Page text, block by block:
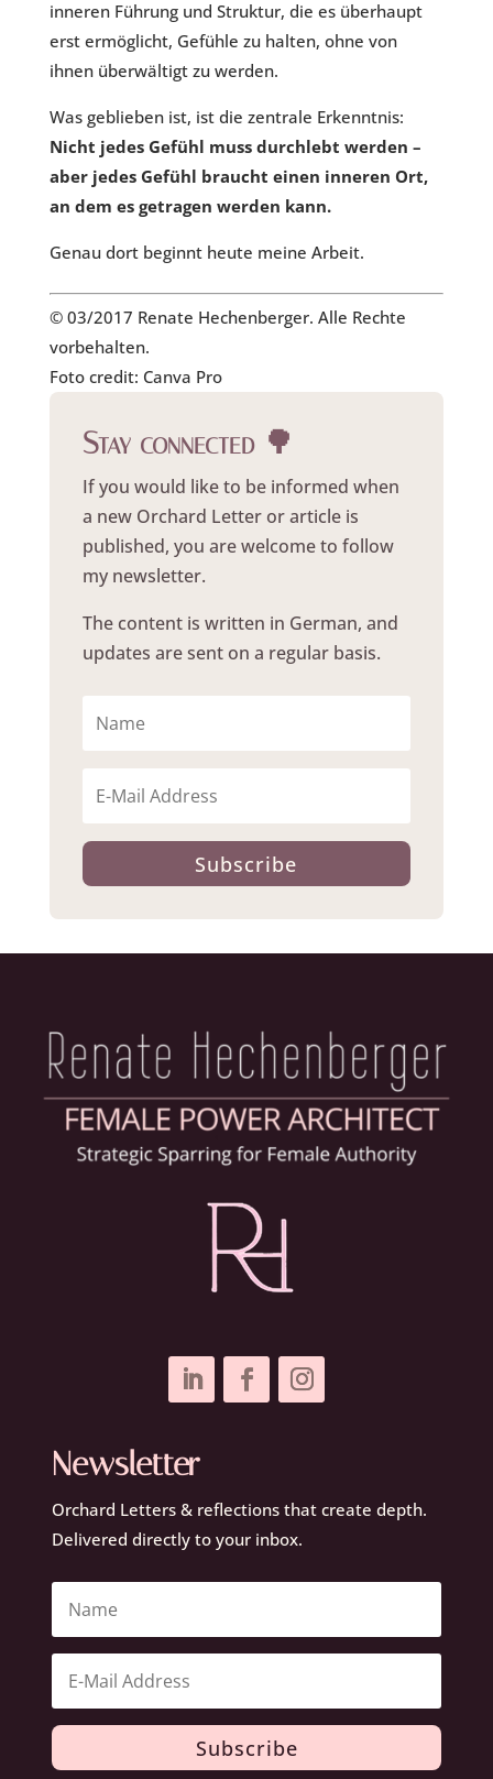
inneren Führung und Struktur, die es überhaupt
erst ermöglicht, Gefühle zu halten, ohne von
ihnen überwältigt zu werden.
Was geblieben ist, ist die zentrale Erkenntnis:
Nicht jedes Gefühl muss durchlebt werden –
aber jedes Gefühl braucht einen inneren Ort,
an dem es getragen werden kann.
Genau dort beginnt heute meine Arbeit.
© 03/2017 Renate Hechenberger. Alle Rechte
vorbehalten.
Foto credit: Canva Pro
Stay connected 🌳
If you would like to be informed when
a new Orchard Letter or article is
published, you are welcome to follow
my newsletter.
The content is written in German, and
updates are sent on a regular basis.
Subscribe
Newsletter
Orchard Letters & reflections that create depth.
Delivered directly to your inbox.
Subscribe